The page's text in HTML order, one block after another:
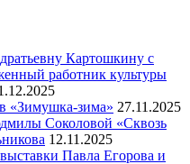
Картошкину с
работник культуры
«Зимушка-зима» 27.11.2025
Соколовой «Сквозь
12.11.2025
Павла Егорова и